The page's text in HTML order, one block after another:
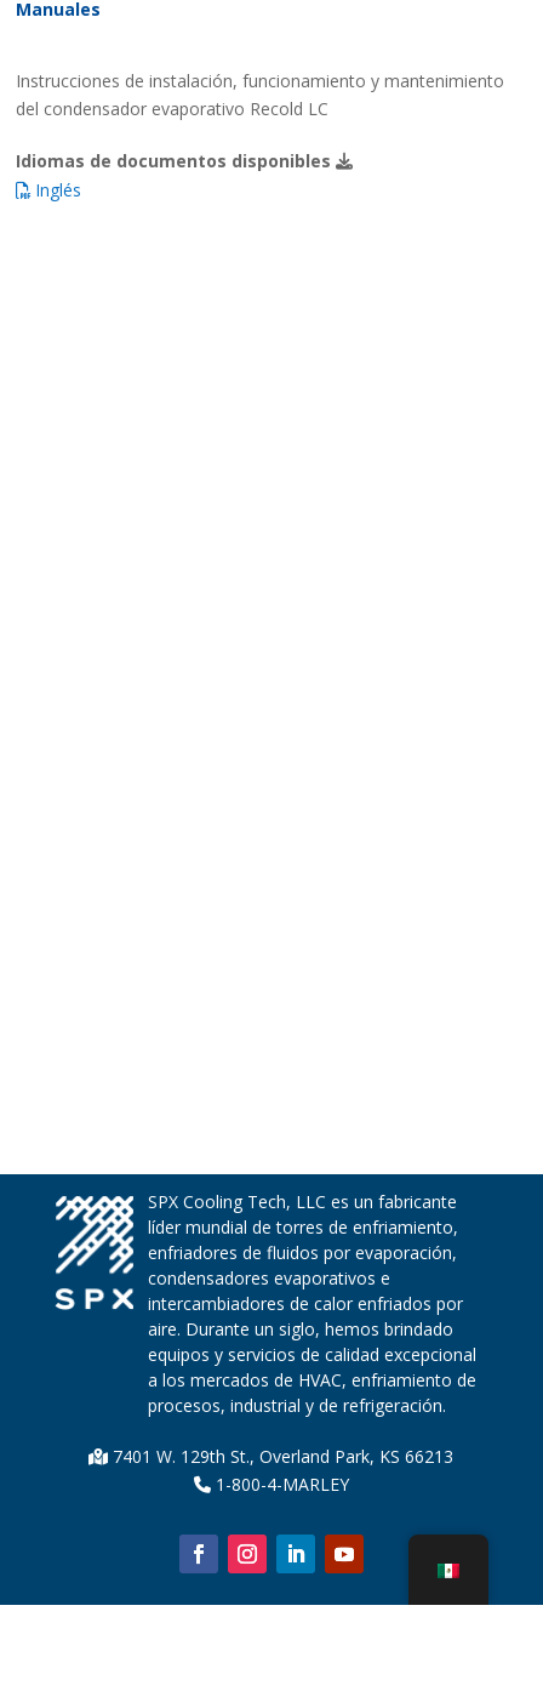
Manuales
Instrucciones de instalación, funcionamiento y mantenimiento
del condensador evaporativo Recold LC
Idiomas de documentos disponibles
Inglés
SPX Cooling Tech, LLC es un fabricante
líder mundial de torres de enfriamiento,
enfriadores de fluidos por evaporación,
condensadores evaporativos e
intercambiadores de calor enfriados por
aire. Durante un siglo, hemos brindado
equipos y servicios de calidad excepcional
a los mercados de HVAC, enfriamiento de
procesos, industrial y de refrigeración.
7401 W. 129th St., Overland Park, KS 66213
1-800-4-MARLEY